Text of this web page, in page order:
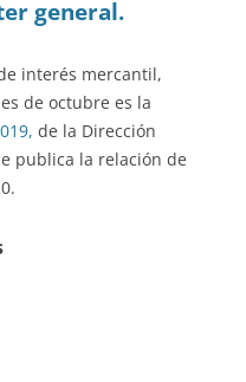
general.
interés mercantil,
de octubre es la
de la Dirección
publica la relación de